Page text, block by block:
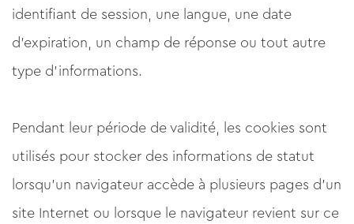
identifiant de session, une langue, une date
d'expiration, un champ de réponse ou tout autre
type d'informations.
Pendant leur période de validité, les cookies sont
utilisés pour stocker des informations de statut
lorsqu'un navigateur accède à plusieurs pages d'un
site Internet ou lorsque le navigateur revient sur ce